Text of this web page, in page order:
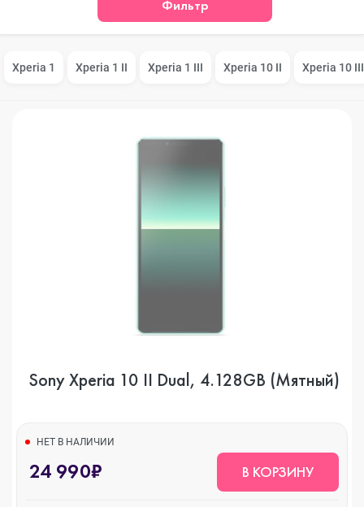
Xperia 1 Xperia 1 II Xperia 1 III Xperia 10 II Xperia 10 III
Фильтр
Sony Xperia 10 II Dual, 4.128GB (Мятный)
НЕТ В НАЛИЧИИ
24 990₽ В КОРЗИНУ